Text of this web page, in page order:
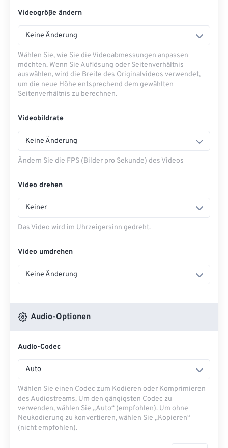
Videogröße ändern
Keine Änderung
Wählen Sie, wie Sie die Videoabmessungen anpassen
möchten. Wenn Sie Auflösung oder Seitenverhältnis
auswählen, wird die Breite des Originalvideos verwendet,
um die neue Höhe entsprechend dem gewählten
Seitenverhältnis zu berechnen.
Videobildrate
Keine Änderung
Ändern Sie die FPS (Bilder pro Sekunde) des Videos
Video drehen
Keiner
Das Video wird im Uhrzeigersinn gedreht.
Video umdrehen
Keine Änderung
Audio-Optionen
Audio-Codec
Auto
Wählen Sie einen Codec zum Kodieren oder Komprimieren
des Audiostreams. Um den gängigsten Codec zu
verwenden, wählen Sie „Auto“ (empfohlen). Um ohne
Neukodierung zu konvertieren, wählen Sie „Kopieren“
(nicht empfohlen).